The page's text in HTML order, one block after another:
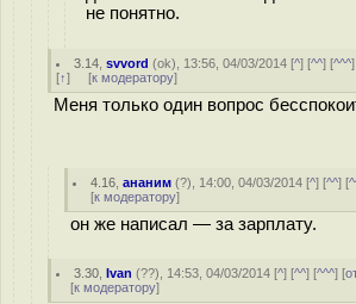
не понятно.
3.14 ,svvord (ok), 13:56, 04/03/2014 [^] [^^] [^^^
[↑] [к модератору]
Меня только один вопрос
4.16 ,ананим (?), 14:00, 04/03/2014 [^] [^^] [
[к модератору]
он же написал — за зарплату.
3.30 ,Ivan (??), 14:53, 04/03/2014 [^] [^^] [^^^] [
[к модератору]